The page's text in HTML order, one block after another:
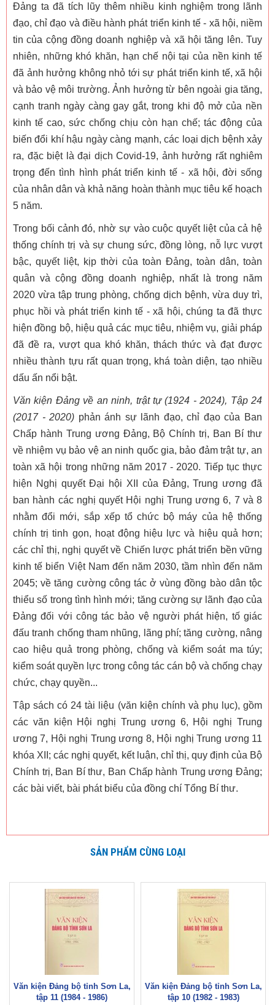
Đảng ta đã tích lũy thêm nhiều kinh nghiệm trong lãnh
đạo, chỉ đạo và điều hành phát triển kinh tế - xã hội, niềm
tin của cộng đồng doanh nghiệp và xã hội tăng lên. Tuy
nhiên, những khó khăn, hạn chế nội tại của nền kinh tế
đã ảnh hưởng không nhỏ tới sự phát triển kinh tế, xã hội
và bảo vệ môi trường. Ảnh hưởng từ bên ngoài gia tăng,
cạnh tranh ngày càng gay gắt, trong khi độ mở của nền
kinh tế cao, sức chống chịu còn hạn chế; tác động của
biến đổi khí hậu ngày càng mạnh, các loại dịch bệnh xảy
ra, đặc biệt là đại dịch Covid-19, ảnh hưởng rất nghiêm
trọng đến tình hình phát triển kinh tế - xã hội, đời sống
của nhân dân và khả năng hoàn thành mục tiêu kế hoạch
5 năm.
Trong bối cảnh đó, nhờ sự vào cuộc quyết liệt của cả hệ
thống chính trị và sự chung sức, đồng lòng, nỗ lực vượt
bậc, quyết liệt, kịp thời của toàn Đảng, toàn dân, toàn
quân và cộng đồng doanh nghiệp, nhất là trong năm
2020 vừa tập trung phòng, chống dịch bệnh, vừa duy trì,
phục hồi và phát triển kinh tế - xã hội, chúng ta đã thực
hiện đồng bộ, hiệu quả các mục tiêu, nhiệm vụ, giải pháp
đã đề ra, vượt qua khó khăn, thách thức và đạt được
nhiều thành tựu rất quan trọng, khá toàn diện, tạo nhiều
dấu ấn nổi bật.
Văn kiện Đảng về an ninh, trật tự (1924 - 2024), Tập 24
(2017 - 2020) phản ánh sự lãnh đạo, chỉ đạo của Ban
Chấp hành Trung ương Đảng, Bộ Chính trị, Ban Bí thư
về nhiệm vụ bảo vệ an ninh quốc gia, bảo đảm trật tự, an
toàn xã hội trong những năm 2017 - 2020. Tiếp tục thực
hiện Nghị quyết Đại hội XII của Đảng, Trung ương đã
ban hành các nghị quyết Hội nghị Trung ương 6, 7 và 8
nhằm đổi mới, sắp xếp tổ chức bộ máy của hệ thống
chính trị tinh gọn, hoạt động hiệu lực và hiệu quả hơn;
các chỉ thị, nghị quyết về Chiến lược phát triển bền vững
kinh tế biển Việt Nam đến năm 2030, tầm nhìn đến năm
2045; về tăng cường công tác ở vùng đồng bào dân tộc
thiểu số trong tình hình mới; tăng cường sự lãnh đạo của
Đảng đối với công tác bảo vệ người phát hiện, tố giác
đấu tranh chống tham nhũng, lãng phí; tăng cường, nâng
cao hiệu quả trong phòng, chống và kiểm soát ma túy;
kiểm soát quyền lực trong công tác cán bộ và chống chạy
chức, chạy quyền...
Tập sách có 24 tài liệu (văn kiện chính và phụ lục), gồm
các văn kiện Hội nghị Trung ương 6, Hội nghị Trung
ương 7, Hội nghị Trung ương 8, Hội nghị Trung ương 11
khóa XII; các nghị quyết, kết luận, chỉ thị, quy định của Bộ
Chính trị, Ban Bí thư, Ban Chấp hành Trung ương Đảng;
các bài viết, bài phát biểu của đồng chí Tổng Bí thư.
SẢN PHẨM CÙNG LOẠI
Văn kiện Đảng bộ tỉnh Sơn La,
tập 11 (1984 - 1986)
Văn kiện Đảng bộ tỉnh Sơn La,
tập 10 (1982 - 1983)